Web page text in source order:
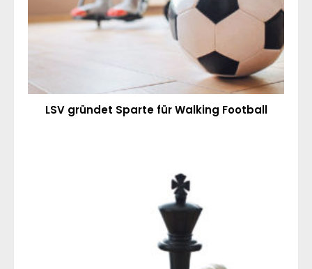
LSV gründet Sparte für Walking Football